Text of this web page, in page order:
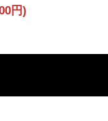
円)